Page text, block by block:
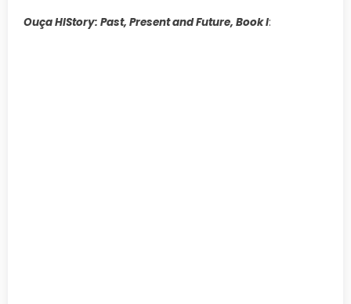
Ouça HIStory: Past, Present and Future, Book I: